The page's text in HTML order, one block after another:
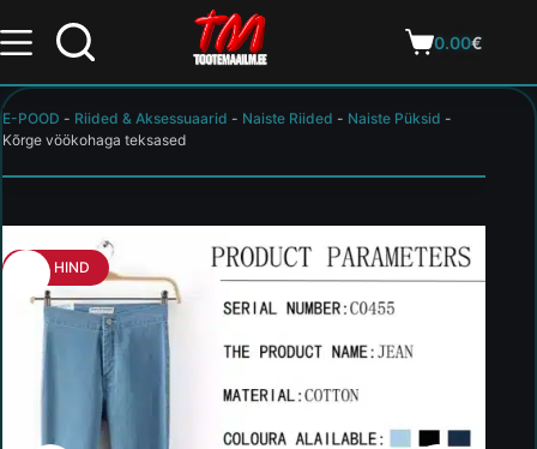
0.00€
E-POOD - Riided & Aksessuaarid - Naiste Riided - Naiste Püksid -
Kõrge vöökohaga teksased
HEA HIND